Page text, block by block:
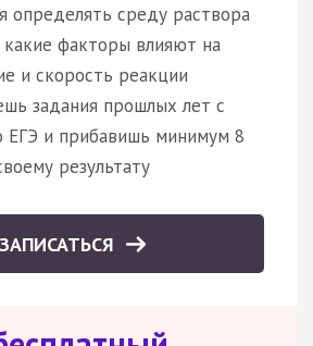
определять среду раствора
факторы влияют на
и скорость реакции
задания прошлых лет с
ЕГЭ и прибавишь минимум 8
результату
ЗАПИСАТЬСЯ